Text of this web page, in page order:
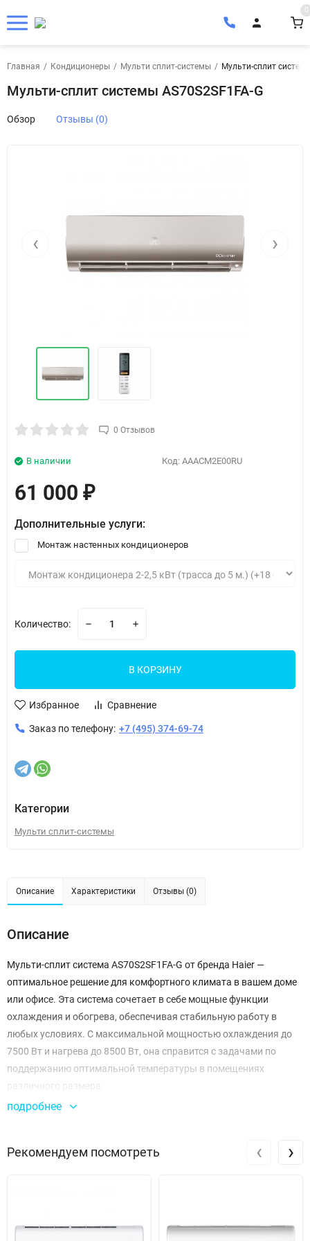
0
Главная / Кондиционеры / Мульти сплит-системы / Мульти-сплит
Мульти-сплит системы AS70S2SF1FA-G
Обзор Отзывы (0)
‹ ›
0 Отзывов
Код: AAACM2E00RU
В наличии
61 000 ₽
Дополнительные услуги:
Монтаж настенных кондиционеров
Количество:
В КОРЗИНУ
Избранное Сравнение
Заказ по телефону: +7 (495) 374-69-74
Категории
Мульти сплит-системы
Описание Характеристики Отзывы (0)
Описание
Мульти-сплит система AS70S2SF1FA-G от бренда Haier —
оптимальное решение для комфортного климата в вашем доме
или офисе. Эта система сочетает в себе мощные функции
охлаждения и обогрева, обеспечивая стабильную работу в
любых условиях. С максимальной мощностью охлаждения до
7500 Вт и нагрева до 8500 Вт, она справится с задачами по
поддержанию оптимальной температуры в помещениях
различного размера.
скорости, что позволяет быстро достигать заданной
подробнее
Рекомендуем посмотреть ‹ ›